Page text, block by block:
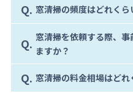
Q. 窓清掃の頻度はどれくら
Q. 窓清掃を依頼する際、
ますか？
Q. 窓清掃の料金相場はどれ